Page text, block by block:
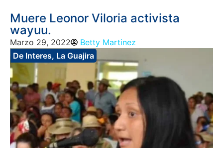
Muere Leonor Viloria activista
wayuu.
Marzo 29, 2022
Betty Martinez
De Interes, La Guajira